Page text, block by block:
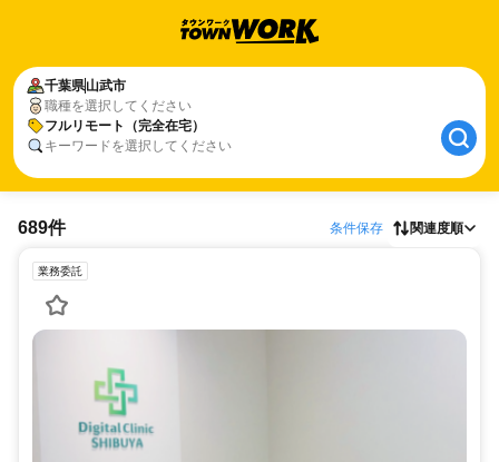
千葉県山武市
職種を選択してください
フルリモート（完全在宅）
キーワードを選択してください
689件 条件保存 関連度順
業務委託